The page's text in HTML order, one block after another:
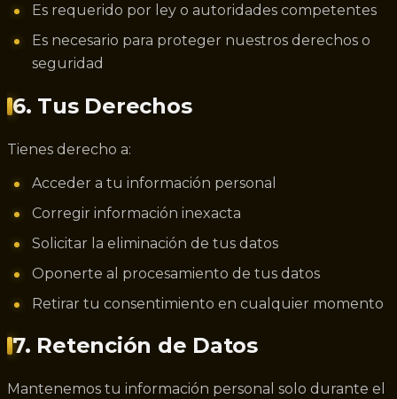
Es requerido por ley o autoridades competentes
Es necesario para proteger nuestros derechos o
seguridad
6. Tus Derechos
Tienes derecho a:
Acceder a tu información personal
Corregir información inexacta
Solicitar la eliminación de tus datos
Oponerte al procesamiento de tus datos
Retirar tu consentimiento en cualquier momento
7. Retención de Datos
Mantenemos tu información personal solo durante el